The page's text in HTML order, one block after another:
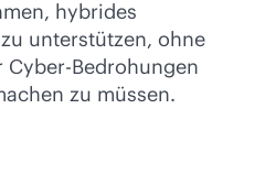
hybrides
unterstützen, ohne
Cyber-Bedrohungen
zu müssen.